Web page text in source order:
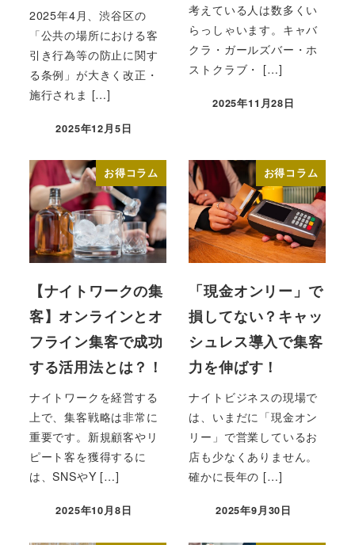
2025年4月、渋谷区の
「公共の場所における客
引き行為等の防止に関す
る条例」が大きく改正・
施行されま […]
投稿日
2025年12月5日
考えている人は数多くい
らっしゃいます。キャバ
クラ・ガールズバー・ホ
ストクラブ・ […]
投稿日
2025年11月28日
お得コラム
【ナイトワークの集
客】オンラインとオ
フライン集客で成功
する活用法とは？！
ナイトワークを経営する
上で、集客戦略は非常に
重要です。新規顧客やリ
ピート客を獲得するに
は、SNSやY […]
投稿日
2025年10月8日
お得コラム
「現金オンリー」で
損してない？キャッ
シュレス導入で集客
力を伸ばす！
ナイトビジネスの現場で
は、いまだに「現金オン
リー」で営業しているお
店も少なくありません。
確かに長年の […]
投稿日
2025年9月30日